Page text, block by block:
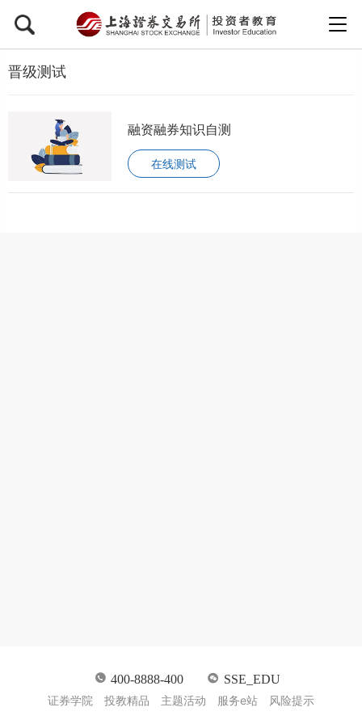
晋级测试
融资融券知识自测
在线测试
400-8888-400 SSE_EDU
证券学院 投教精品 主题活动 服务e站 风险提示